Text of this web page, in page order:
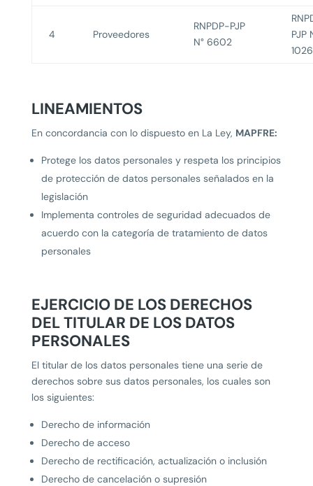
4 Proveedores
RNPDP-PJP
N° 6602
PJP
LINEAMIENTOS
En concordancia con lo dispuesto en La Ley, MAPFRE:
Protege los datos personales y respeta los principios
de protección de datos personales señalados en la
legislación
Implementa controles de seguridad adecuados de
acuerdo con la categoría de tratamiento de datos
personales
EJERCICIO DE LOS DERECHOS
DEL TITULAR DE LOS DATOS
PERSONALES
El titular de los datos personales tiene una serie de
derechos sobre sus datos personales, los cuales son
los siguientes:
Derecho de información
Derecho de acceso
Derecho de rectificación, actualización o inclusión
Derecho de cancelación o supresión